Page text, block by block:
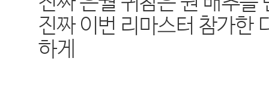
진짜 이번 리마스터 참가한
하게